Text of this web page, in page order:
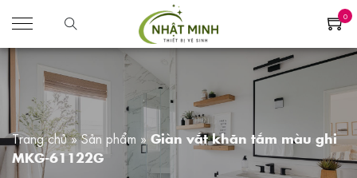
0
Trang chủ»Sản phẩm » Giàn vắt khăn tắm màu ghi
MKG-61122G